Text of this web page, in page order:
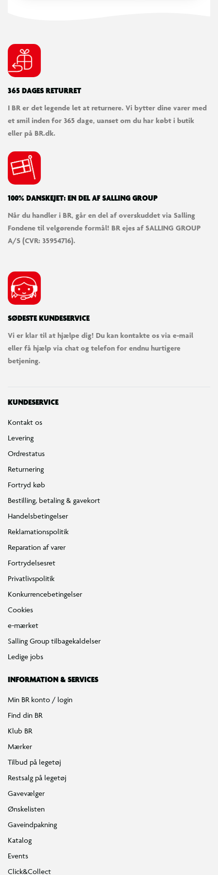
LEGO® | Marvel Spidey og hans fantastiske
venner Spidey: Undervandsfartøjer
Spideys krabbe-ubåd har en stor fælde af spindelvæv.
Inde i Ghost-Spiders ubåd
365 DAGES RETURRET
I BR er det legende let at returnere. Vi bytter dine varer med
et smil inden for 365 dage, uanset om du har købt i butik
eller på BR.dk.
100% DANSKEJET: EN DEL AF SALLING GROUP
Når du handler i BR, går en del af overskuddet via Salling
Fondene til velgørende formål! BR ejes af SALLING GROUP
A/S (CVR: 35954716).
SØDESTE KUNDESERVICE
Vi er klar til at hjælpe dig! Du kan kontakte os via e-mail
eller få hjælp via chat og telefon for endnu hurtigere
betjening.
KUNDESERVICE
Kontakt os
Levering
Ordrestatus
Returnering
Fortryd køb
Bestilling, betaling & gavekort
Handelsbetingelser
Reklamationspolitik
Reparation af varer
Fortrydelsesret
Privatlivspolitik
Konkurrencebetingelser
Cookies
e-mærket
Salling Group tilbagekaldelser
Ledige jobs
INFORMATION & SERVICES
Min BR konto / login
Find din BR
Klub BR
Mærker
Tilbud på legetøj
Restsalg på legetøj
Gavevælger
Ønskelisten
Gaveindpakning
Katalog
Events
Click&Collect